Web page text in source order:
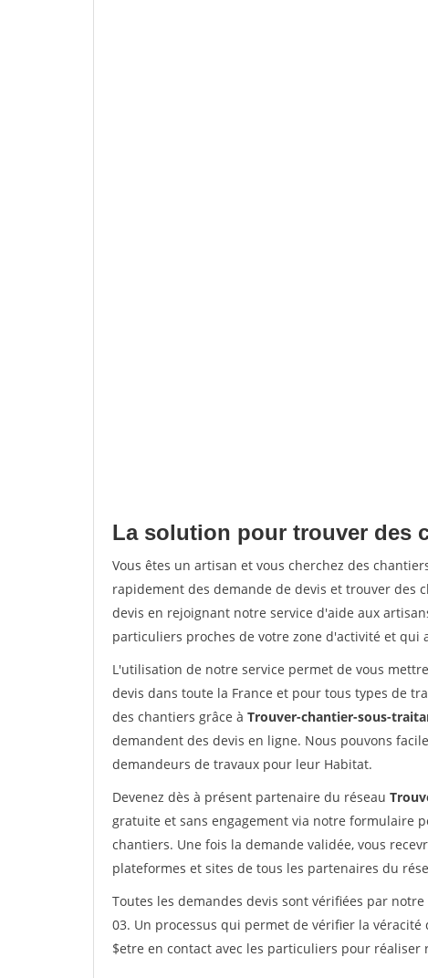
La solution pour trouver des
Vous êtes un artisan et vous cherchez des
rapidement des demande de devis et trouver des
devis en rejoignant notre service d'aide aux
particuliers proches de votre zone d'activité et
L'utilisation de notre service permet de vous
devis dans toute la France et pour tous types de
des chantiers grâce à Trouver-chantier-sous-
demandent des devis en ligne. Nous pouvons
demandeurs de travaux pour leur Habitat.
Devenez dès à présent partenaire du réseau
gratuite et sans engagement via notre formulaire
chantiers. Une fois la demande validée, vous
plateformes et sites de tous les partenaires du
Toutes les demandes devis sont vérifiées par
03. Un processus qui permet de vérifier la
$etre en contact avec les particuliers pour